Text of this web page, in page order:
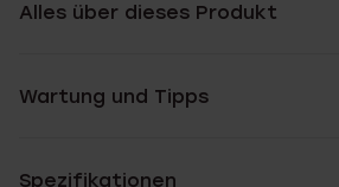
Alles über dieses Produkt
Wartung und Tipps
Spezifikationen